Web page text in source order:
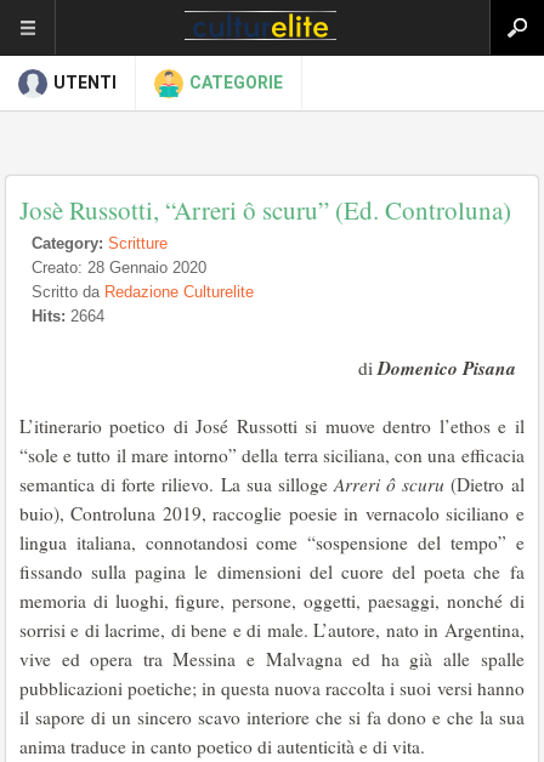
UTENTI CATEGORIE
Josè Russotti, “Arreri ô scuru” (Ed. Controluna)
Category: Scritture
Creato: 28 Gennaio 2020
Scritto da Redazione Culturelite
Hits: 2664
diDomenico Pisana
L’itinerario poetico di José Russotti si muove dentro l’ethos e il
“sole e tutto il mare intorno” della terra siciliana, con una efficacia
semantica di forte rilievo. La sua sillogeArreri ô scuru (Dietro al
buio), Controluna 2019, raccoglie poesie in vernacolo siciliano e
lingua italiana, connotandosi come “sospensione del tempo” e
fissando sulla pagina le dimensioni del cuore del poeta che fa
memoria di luoghi, figure, persone, oggetti, paesaggi, nonché di
sorrisi e di lacrime, di bene e di male. L’autore, nato in Argentina,
vive ed opera tra Messina e Malvagna ed ha già alle spalle
pubblicazioni poetiche; in questa nuova raccolta i suoi versi hanno
il sapore di un sincero scavo interiore che si fa dono e che la sua
anima traduce in canto poetico di autenticità e di vita.